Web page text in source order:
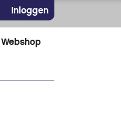
Inloggen
Webshop